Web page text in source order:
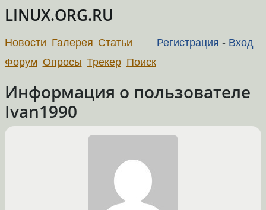
LINUX.ORG.RU
Регистрация - Вход
Новости Галерея Статьи
Форум Опросы Трекер Поиск
Информация о пользователе
Ivan1990